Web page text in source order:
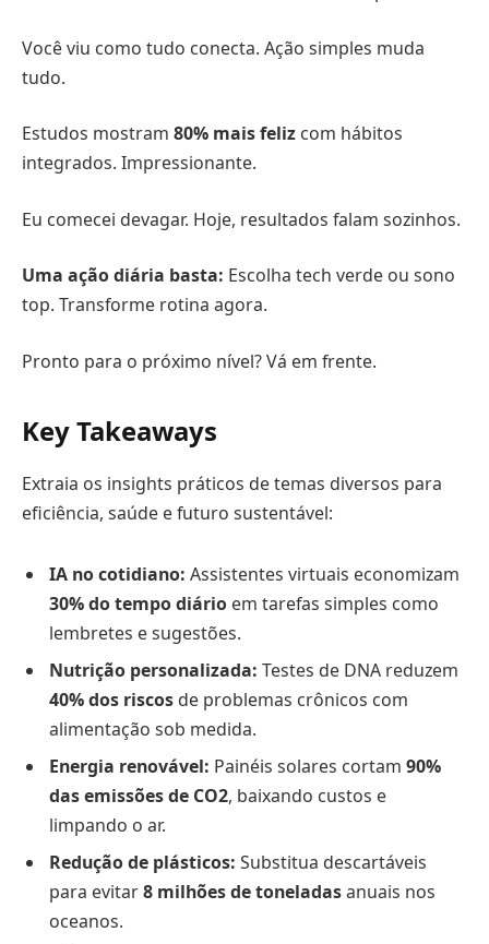
Você viu como tudo conecta. Ação simples muda
tudo.
Estudos mostram 80% mais feliz com hábitos
integrados. Impressionante.
Eu comecei devagar. Hoje, resultados falam sozinhos.
Uma ação diária basta: Escolha tech verde ou sono
top. Transforme rotina agora.
Pronto para o próximo nível? Vá em frente.
Key Takeaways
Extraia os insights práticos de temas diversos para
eficiência, saúde e futuro sustentável:
IA no cotidiano: Assistentes virtuais economizam
30% do tempo diário em tarefas simples como
lembretes e sugestões.
Nutrição personalizada: Testes de DNA reduzem
40% dos riscos de problemas crônicos com
alimentação sob medida.
Energia renovável: Painéis solares cortam 90%
das emissões de CO2, baixando custos e
limpando o ar.
Redução de plásticos: Substitua descartáveis
para evitar8 milhões de toneladasanuais nos
oceanos.